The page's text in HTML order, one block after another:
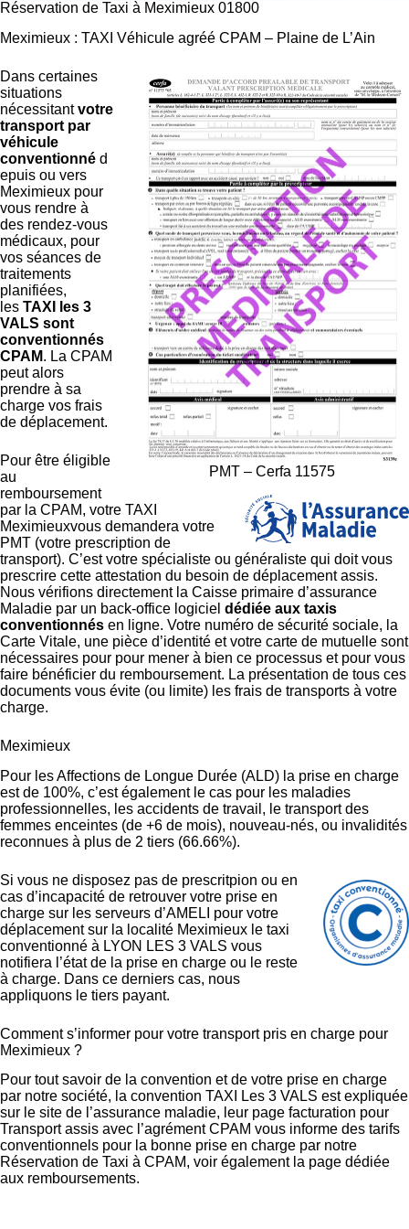
Réservation de Taxi à Meximieux 01800
Meximieux : TAXI Véhicule agréé CPAM – Plaine de L’Ain
PMT – Cerfa 11575
Dans certaines
situations
nécessitantvotre
transport par
véhicule
conventionné d
epuis ou vers
Meximieux pour
vous rendre à
des rendez-vous
médicaux, pour
vos séances de
traitements
planifiées,
les TAXI les 3
VALS sont
conventionnés
CPAM. La CPAM
peut alors
prendre à sa
charge vos frais
de déplacement.
Pour être éligible
au
remboursement
par la CPAM, votre TAXI
Meximieuxvous demandera votre
PMT (votre prescription de
transport). C’est votre spécialiste ou généraliste qui doit vous
prescrire cette attestation du besoin de déplacement assis.
Nous vérifions directement la Caisse primaire d’assurance
Maladie par un back-office logiciel dédiée aux taxis
conventionnés en ligne. Votre numéro de sécurité sociale, la
Carte Vitale, une pièce d’identité et votre carte de mutuelle sont
nécessaires pour pour mener à bien ce processus et pour vous
faire bénéficier du remboursement. La présentation de tous ces
documents vous évite (ou limite) les frais de transports à votre
charge.
Meximieux
Pour les Affections de Longue Durée (ALD) la prise en charge
est de 100%, c’est également le cas pour les maladies
professionnelles, les accidents de travail, le transport des
femmes enceintes (de +6 de mois), nouveau-nés, ou invalidités
reconnues à plus de 2 tiers (66.66%).
Si vous ne disposez pas de prescritpion ou en
cas d’incapacité de retrouver votre prise en
charge sur les serveurs d’AMELI pour votre
déplacement sur la localité Meximieux le taxi
conventionné à LYON LES 3 VALS vous
notifiera l’état de la prise en charge ou le reste
à charge. Dans ce derniers cas, nous
appliquons le tiers payant.
Comment s’informer pour votre transport pris en charge pour
Meximieux ?
Pour tout savoir de la convention et de votre prise en charge
par notre société, la convention TAXI Les 3 VALS est expliquée
sur le site de l’assurance maladie, leur page facturation pour
Transport assis avec l’agrément CPAM vous informe des tarifs
conventionnels pour la bonne prise en charge par notre
Réservation de Taxi à CPAM, voir également la page dédiée
aux remboursements.